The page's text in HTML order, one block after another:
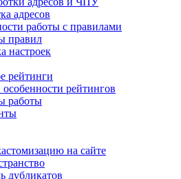
адресов
работы с правилами
правил
настроек
рейтинги
особенности рейтингов
работы
на сайте
дубликатов